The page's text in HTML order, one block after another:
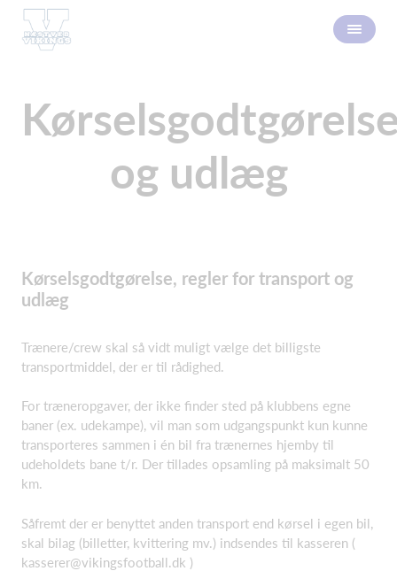
og udlæg
Kørselsgodtgørelse, regler for transport og
udlæg
Trænere/crew skal så vidt muligt vælge det billigste
transportmiddel, der er til rådighed.
For træneropgaver, der ikke finder sted på klubbens egne
baner (ex. udekampe), vil man som udgangspunkt kun kunne
transporteres sammen i én bil fra trænernes hjemby til
udeholdets bane t/r. Der tillades opsamling på maksimalt 50
km.
Såfremt der er benyttet anden transport end kørsel i egen bil,
skal bilag (billetter, kvittering mv.) indsendes til kasseren (
kasserer@vikingsfootball.dk )